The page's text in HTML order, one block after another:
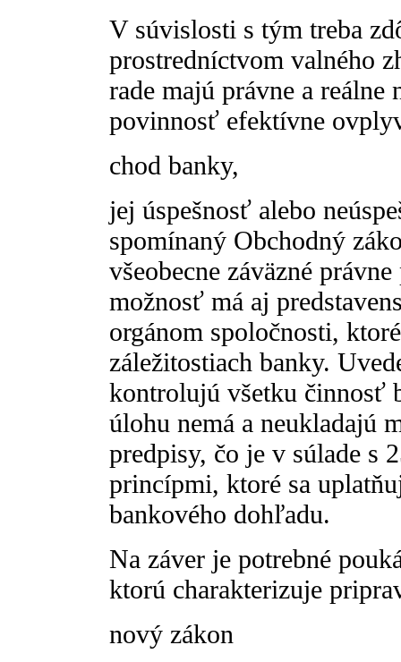
V súvislosti s tým treba
prostredníctvom valného
rade majú právne a reálne
povinnosť efektívne
chod banky,
jej úspešnosť alebo
spomínaný Obchodný
všeobecne záväzné
možnosť má aj
orgánom spoločnosti,
záležitostiach banky.
kontrolujú všetku činnosť
úlohu nemá a neukladajú
predpisy, čo je v súlade s
princípmi, ktoré sa
bankového dohľadu.
Na záver je potrebné
ktorú charakterizuje
nový zákon